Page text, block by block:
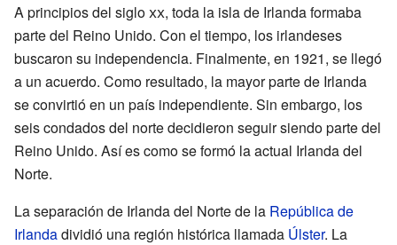
A principios del sigloxx, toda la isla de Irlanda formaba
parte del Reino Unido. Con el tiempo, los irlandeses
buscaron su independencia. Finalmente, en 1921, se llegó
a un acuerdo. Como resultado, la mayor parte de Irlanda
se convirtió en un país independiente. Sin embargo, los
seis condados del norte decidieron seguir siendo parte del
Reino Unido. Así es como se formó la actual Irlanda del
Norte.
La separación de Irlanda del Norte de la República de
Irlandadividió una región histórica llamada Úlster. La